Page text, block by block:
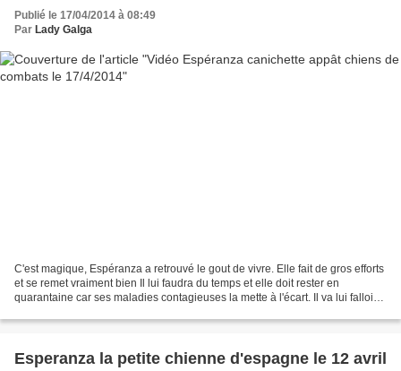
Publié le 17/04/2014 à 08:49
Par Lady Galga
C'est magique, Espéranza a retrouvé le gout de vivre. Elle fait de gros efforts
et se remet vraiment bien Il lui faudra du temps et elle doit rester en
quarantaine car ses maladies contagieuses la mette à l'écart. Il va lui falloir
Esperanza la petite chienne d'espagne le 12 avril